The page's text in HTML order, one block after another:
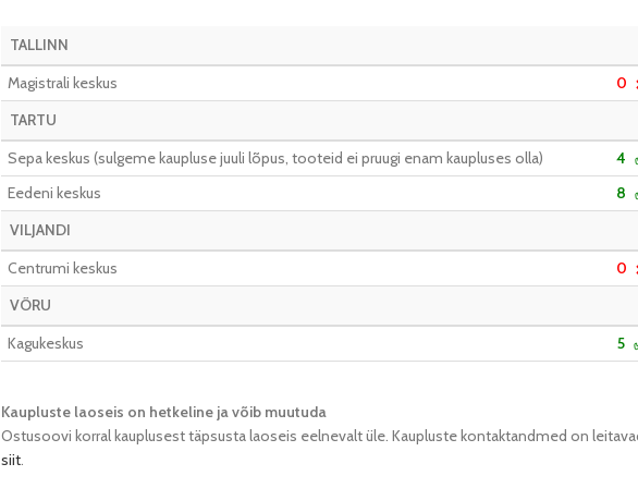
TALLINN
Magistrali keskus
0
TARTU
Sepa keskus (sulgeme kaupluse juuli lõpus, tooteid ei pruugi enam kaupluses olla)
4
Eedeni keskus 8
VILJANDI
Centrumi keskus
0
VÕRU
Kagukeskus
5
Kaupluste laoseis on hetkeline ja võib muutuda​
Ostusoovi korral kauplusest täpsusta laoseis eelnevalt üle. Kaupluste kontaktandmed on
siit.